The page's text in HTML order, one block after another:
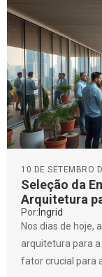
Seleção da
Arquitetura
10 DE SETEMBRO
Por: Ingrid
Nos dias de hoje,
arquitetura para
fator crucial para